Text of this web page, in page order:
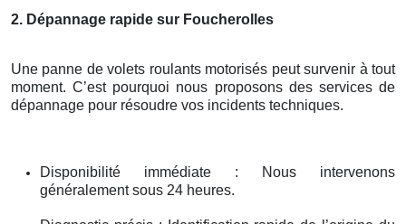
2. Dépannage rapide sur Foucherolles
Une panne de volets roulants motorisés peut survenir à tout
moment. C’est pourquoi nous proposons des services de
dépannage pour résoudre vos incidents techniques.
Disponibilité immédiate : Nous intervenons
généralement sous 24 heures.